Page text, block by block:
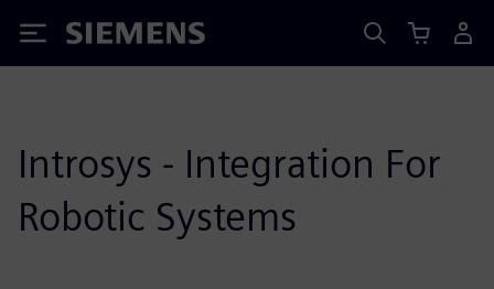
Siemens
Introsys - Integration For
Robotic Systems